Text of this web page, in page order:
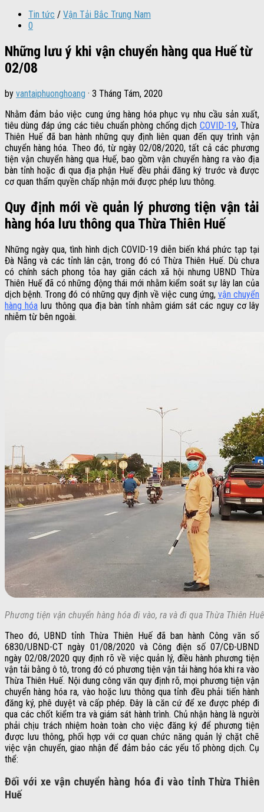
Tin tức / Vận Tải Bắc Trung Nam
0
Những lưu ý khi vận chuyển hàng qua Huế từ
02/08
by vantaiphuonghoang · 3 Tháng Tám, 2020
Nhằm đảm bảo việc cung ứng hàng hóa phục vụ nhu cầu sản xuất,
tiêu dùng đáp ứng các tiêu chuẩn phòng chống dịch COVID-19, Thừa
Thiên Huế đã ban hành những quy định liên quan đến quy trình vận
chuyển hàng hóa. Theo đó, từ ngày 02/08/2020, tất cả các phương
tiện vận chuyển hàng qua Huế, bao gồm vận chuyển hàng ra vào địa
bàn tỉnh hoặc đi qua địa phận Huế đều phải đăng ký trước và được
cơ quan thẩm quyền chấp nhận mới được phép lưu thông.
Quy định mới về quản lý phương tiện vận tải
hàng hóa lưu thông qua Thừa Thiên Huế
Những ngày qua, tình hình dịch COVID-19 diễn biến khá phức tạp tại
Đà Nẵng và các tỉnh lân cận, trong đó có Thừa Thiên Huế. Dù chưa
có chính sách phong tỏa hay giãn cách xã hội nhưng UBND Thừa
Thiên Huế đã có những động thái mới nhằm kiểm soát sự lây lan của
dịch bệnh. Trong đó có những quy định về việc cung ứng, vận chuyển
hàng hóa lưu thông qua địa bàn tỉnh nhằm giám sát các nguy cơ lây
nhiễm từ bên ngoài.
Phương tiện vận chuyển hàng hóa đi vào, ra và đi qua Thừa Thiên
Theo đó, UBND tỉnh Thừa Thiên Huế đã ban hành Công văn số
6830/UBND-CT ngày 01/08/2020 và Công điện số 07/CĐ-UBND
ngày 02/08/2020 quy định rõ về việc quản lý, điều hành phương tiện
vận tải bằng ô tô, trong đó có phương tiện vận tải hàng hóa khi ra vào
Thừa Thiên Huế. Nội dung công văn quy định rõ, mọi phương tiện vận
chuyển hàng hóa ra, vào hoặc lưu thông qua tỉnh đều phải tiến hành
đăng ký, phê duyệt và cấp phép. Đây là căn cứ để xe được phép đi
qua các chốt kiểm tra và giám sát hành trình. Chủ nhận hàng là người
phải chịu trách nhiệm hoàn toàn cho việc đăng ký để phương tiện
được lưu thông, phối hợp với cơ quan chức năng quản lý chặt chẽ
việc vận chuyển, giao nhận để đảm bảo các yếu tố phòng dịch. Cụ
thể:
Đối với xe vận chuyển hàng hóa đi vào tỉnh Thừa Thiên
Huế